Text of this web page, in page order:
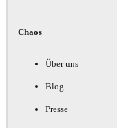
Chaos
Über uns
Blog
Presse